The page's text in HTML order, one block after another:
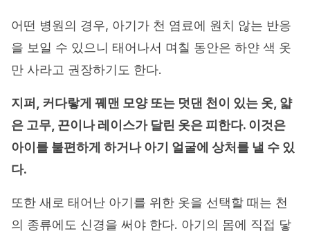
어떤 병원의 경우, 아기가 천 염료에 원치 않는 반응
을 보일 수 있으니 태어나서 며칠 동안은 하얀 색 옷
만 사라고 권장하기도 한다.
지퍼, 커다랗게 꿰맨 모양 또는 덧댄 천이 있는 옷, 얇
은 고무, 끈이나 레이스가 달린 옷은 피한다. 이것은
아이를 불편하게 하거나 아기 얼굴에 상처를 낼 수 있
다.
또한 새로 태어난 아기를 위한 옷을 선택할 때는 천
의 종류에도 신경을 써야 한다. 아기의 몸에 직접 닿